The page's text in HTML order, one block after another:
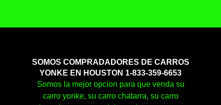
SOMOS COMPRADADORES DE CARROS
YONKE EN HOUSTON 1-833-359-6653
Somos la mejor opcion para que venda su
carro yonke, su carro chatarra, su carro